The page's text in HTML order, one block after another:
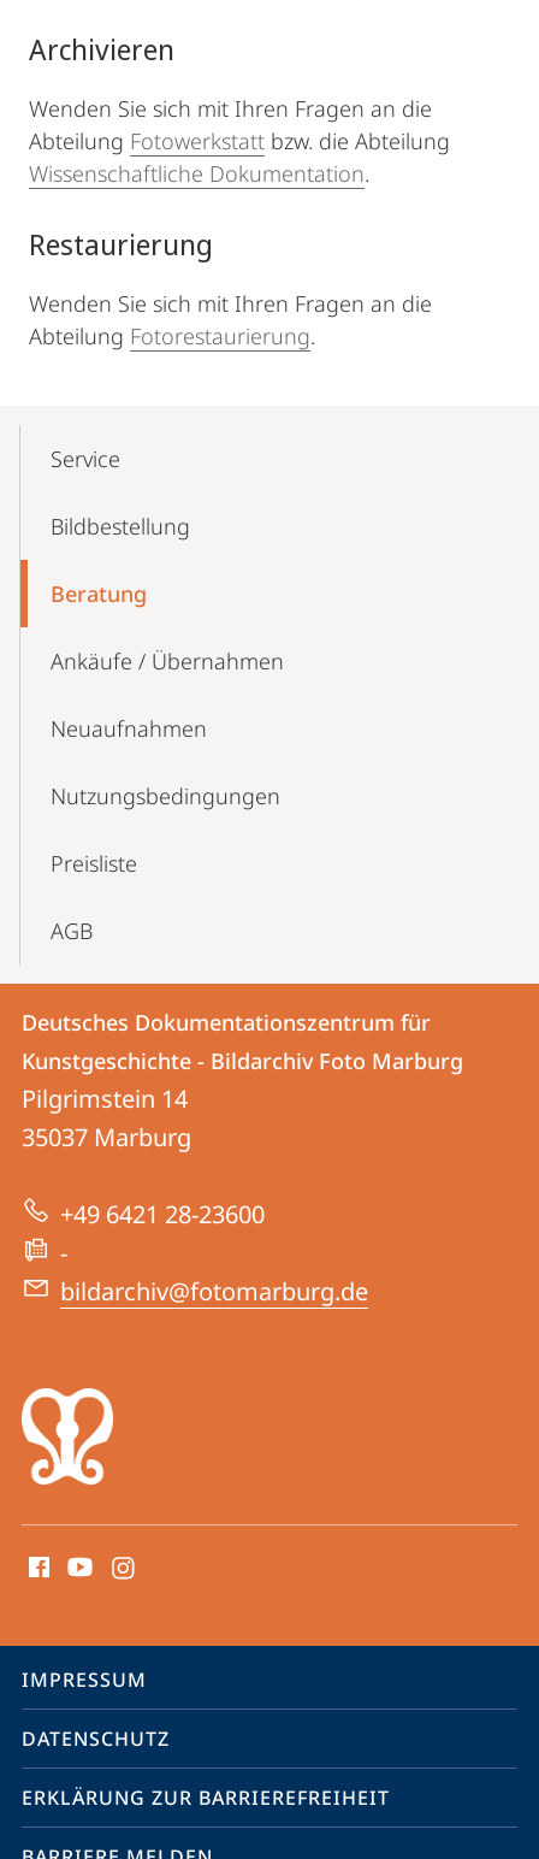
Archivieren
Wenden Sie sich mit Ihren Fragen an die
Abteilung Fotowerkstatt bzw. die Abteilung
Wissenschaftliche Dokumentation.
Restaurierung
Wenden Sie sich mit Ihren Fragen an die
Abteilung Fotorestaurierung.
Navigation
Service
Bildbestellung
Beratung
Ankäufe / Übernahmen
Neuaufnahmen
Nutzungs­bedingungen
Preisliste
AGB
Kontakt
und
Informationen
zur
Website
Kontaktinformationen
Deutsches
Dokumentationszentrum
für
Kunstgeschichte
-
Bildarchiv
Foto
Marburg
Deutsches Dokumentationszentrum für
Kunstgeschichte - Bildarchiv Foto Marburg
Pilgrimstein 14
35037 Marburg
+49 6421 28-23600
-
bildarchiv@fotomarburg.de
Media
Service-
Navigation
IMPRESSUM
DATENSCHUTZ
ERKLÄRUNG ZUR BARRIEREFREIHEIT